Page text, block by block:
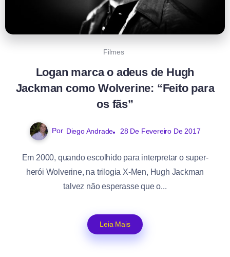
Filmes
Logan marca o adeus de Hugh
Jackman como Wolverine: “Feito para
os fãs”
Por Diego Andrade 28 De Fevereiro De 2017
Em 2000, quando escolhido para interpretar o super-
herói Wolverine, na trilogia X-Men, Hugh Jackman
talvez não esperasse que o...
Leia Mais